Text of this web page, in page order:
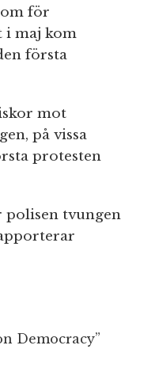
för
i maj kom
första
mot
på vissa
protesten
polisen tvungen
Democracy”